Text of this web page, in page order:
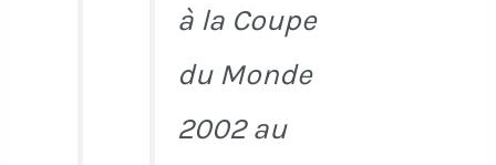
à la Coupe
du Monde
2002 au